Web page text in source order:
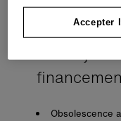
sécurité.
Les
Obsolescence
Accepter